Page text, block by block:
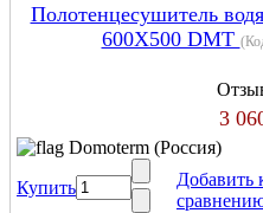
Полотенцесушитель
600Х500 DMT
3
Domoterm (Россия)
Купить
Добавить